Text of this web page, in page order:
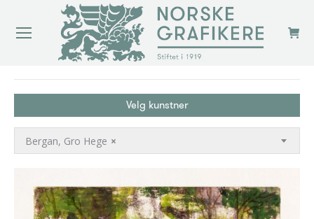
Velg kunstner
×
Bergan, Gro Hege